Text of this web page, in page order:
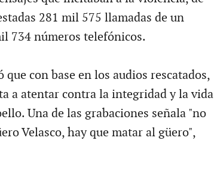
281 mil 575 llamadas de un
734 números telefónicos.
con base en los audios rescatados,
a atentar contra la integridad y la vida
Una de las grabaciones señala "no
Velasco, hay que matar al güero",